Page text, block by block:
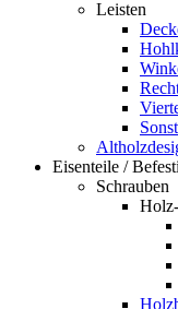
Leisten
Eisenteile /
Schrauben